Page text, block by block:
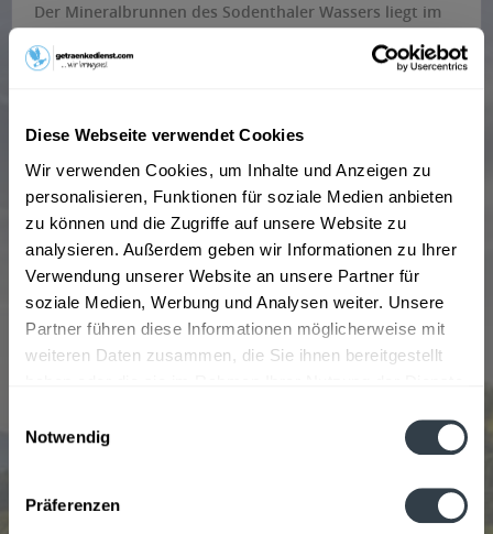
Diese Webseite verwendet Cookies
Wir verwenden Cookies, um Inhalte und Anzeigen zu
personalisieren, Funktionen für soziale Medien anbieten
zu können und die Zugriffe auf unsere Website zu
analysieren. Außerdem geben wir Informationen zu Ihrer
Verwendung unserer Website an unsere Partner für
soziale Medien, Werbung und Analysen weiter. Unsere
Partner führen diese Informationen möglicherweise mit
weiteren Daten zusammen, die Sie ihnen bereitgestellt
Notwendig
Präferenzen
Der Mineralbrunnen des Sodenthaler Wassers liegt im
unmittelbar am Quellort abgefüllt. Erstmals wurde die
Mineralbrunnen gegründet. Seit 1996 gehört
Sodenthaler zur Coca-Cola European Partners
Deutschland GmbH. Vor einigen Jahren vergrößerte sich
das Unternehmen, um der steigenden Nachfrage
gerecht zu werden.
Wir bieten das Sodenthaler Mineralwasser in sanft und
spritzig an. Die Flaschen bestehen aus Glas und haben
eine Größe von 0,25l bis 0,75l Sie sind in Kästen von 12
Sodenthaler kann online bei unserem Getränkeservice
bestellt werden. Ganz ohne anstrengendes Schleppen
innerhalb Münchens, auch das Leergut kann